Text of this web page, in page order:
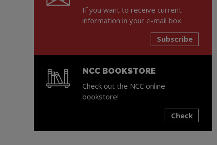
If you want to receive current
information in your e-mail box.
Subscribe
NCC BOOKSTORE
Check out the NCC online
bookstore!
Check